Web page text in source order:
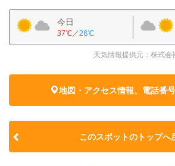
今日
37℃／28℃
天気情報提供元：株式
地図・アクセス情報、電話番
このスポットのトップへ